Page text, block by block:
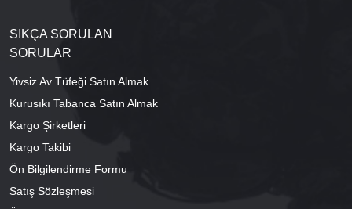
SIKÇA SORULAN
SORULAR
Yivsiz Av Tüfeği Satın Almak
Kurusıkı Tabanca Satın Almak
Kargo Şirketleri
Kargo Takibi
Ön Bilgilendirme Formu
Satış Sözleşmesi